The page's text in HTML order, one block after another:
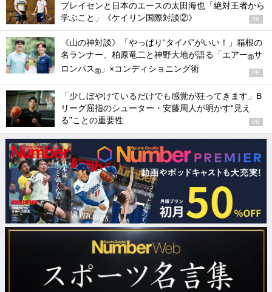
ブレイセンと日本のエースの太田海也「絶対王者から
学ぶこと」《ケイリン国際対談②》
PR
《山の神対談》「やっぱり“タイパ”がいい！」箱根の
名ランナー、柏原竜二と神野大地が語る「エアー®サ
ロンパス® 」×コンディショニング術 PR
「少しぼやけているだけでも感覚が狂ってきます」B
リーグ屈指のシューター・安藤周人が明かす“見え
る”ことの重要性
PR